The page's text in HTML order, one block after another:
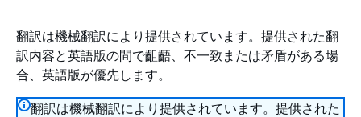
翻訳は機械翻訳により提供されています。提供された翻
訳内容と英語版の間で齟齬、不一致または矛盾がある場
合、英語版が優先します。
翻訳は機械翻訳により提供されています。提供された